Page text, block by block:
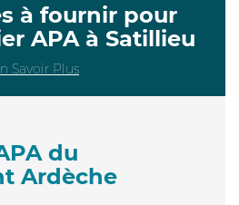
à fournir pour
APA à Satillieu
Savoir Plus
du
Ardèche